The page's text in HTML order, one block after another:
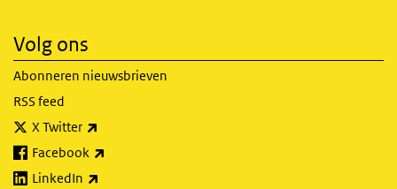
Volg ons
Abonneren nieuwsbrieven
RSS feed
X Twitter
Facebook
LinkedIn